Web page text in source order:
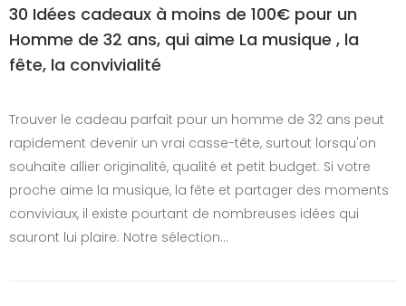
30 Idées cadeaux à moins de 100€ pour un
Homme de 32 ans, qui aime La musique , la
fête, la convivialité
Trouver le cadeau parfait pour un homme de 32 ans peut
rapidement devenir un vrai casse-tête, surtout lorsqu'on
souhaite allier originalité, qualité et petit budget. Si votre
proche aime la musique, la fête et partager des moments
conviviaux, il existe pourtant de nombreuses idées qui
sauront lui plaire. Notre sélection…